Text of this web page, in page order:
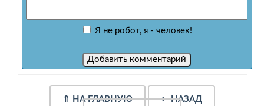
Я не робот, я - человек!
⇑ НА ГЛАВНУЮ ⇐НАЗАД